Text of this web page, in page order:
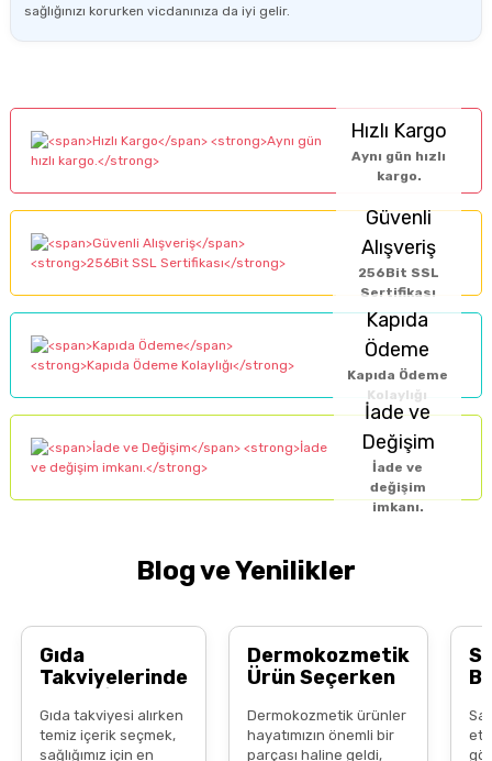
sağlığınızı korurken vicdanınıza da iyi gelir.
Hızlı Kargo
Aynı gün hızlı
kargo.
Güvenli
Alışveriş
256Bit SSL
Sertifikası
Kapıda
Ödeme
Kapıda Ödeme
Kolaylığı
İade ve
Değişim
İade ve
değişim
imkanı.
Blog ve Yenilikler
Gıda
Takviyelerinde
Neden Önemli?
Gıda takviyesi alırken
temiz içerik seçmek,
sağlığımız için en
Dermokozmetik
Ürün Seçerken
Olmak
Dermokozmetik ürünler
hayatımızın önemli bir
parçası haline geldi,